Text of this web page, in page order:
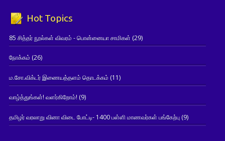
Hot Topics
85 சித்தர் நூல்கள் விவரம் - பொன்னையா சாமிகள் (29)
நோக்கம் (26)
ம.சோ.விக்டர் இணையத்தளம் தொடக்கம் (11)
வாழ்த்துங்கள்! வளர்கிறோம்! (9)
தமிழர் வரலாறு வினா விடை போட்டி- 1400 பள்ளி மாணவர்கள் பங்கேற்பு(9)